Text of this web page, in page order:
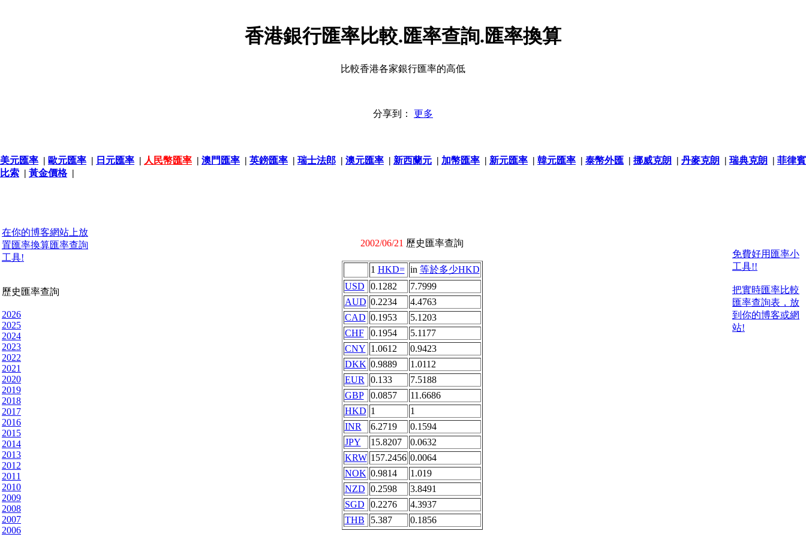
香港銀行匯率比較.匯率查詢.匯率換算
比較香港各家銀行匯率的高低
分享到： 更多
美元匯率 | 歐元匯率 | 日元匯率 | 人民幣匯率 | 澳門匯率 | 英鎊匯率 | 瑞士法郎 | 澳元匯率 | 新西蘭元 | 加幣匯率 | 新元匯率 | 韓元匯率 | 泰幣外匯 | 挪威克朗 | 丹麥克朗 | 瑞典克朗 | 菲律賓
比索 | 黃金價格|
在你的博客網站上放
置匯率換算匯率查詢
工具!
歷史匯率查詢
2026
2025
2024
2023
2022
2021
2020
2019
2018
2017
2016
2015
2014
2013
2012
2011
2010
2009
2008
2007
2006
2002/06/21 歷史匯率查詢
1 HKD= in 等於多少HKD
USD
0.1282
7.7999
AUD 0.2234
4.4763
CAD 0.1953
5.1203
CHF
0.1954
5.1177
CNY 1.0612
0.9423
DKK 0.9889
1.0112
EUR
0.133
7.5188
GBP
0.0857
11.6686
HKD 1
1
INR
6.2719
0.1594
JPY
15.8207
0.0632
KRW 157.2456 0.0064
NOK 0.9814
1.019
NZD 0.2598
3.8491
SGD
0.2276
4.3937
THB
5.387 0.1856
免費好用匯率小
工具!!
把實時匯率比較
匯率查詢表，放
到你的博客或網
站!